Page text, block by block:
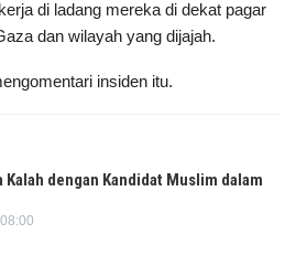
di ladang mereka di dekat pagar
dan wilayah yang dijajah.
insiden itu.
Kalah dengan Kandidat Muslim dalam